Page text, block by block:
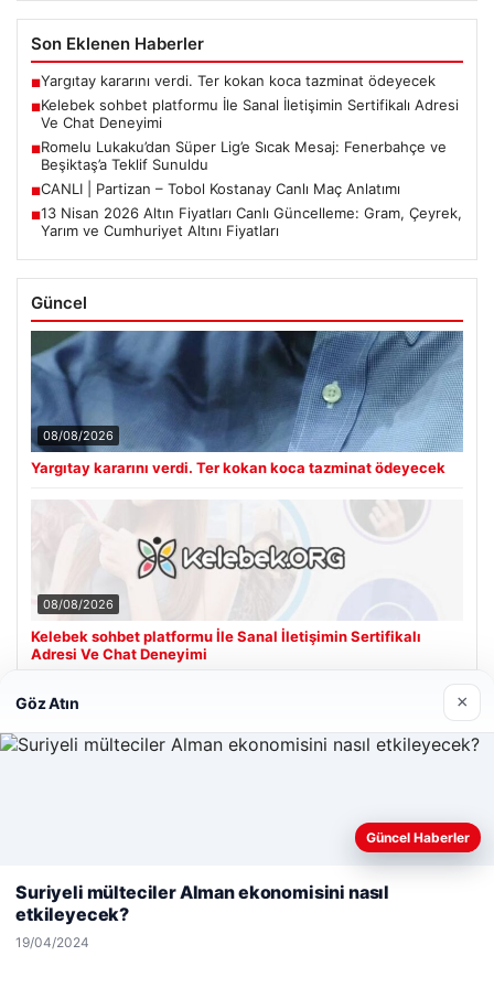
Son Eklenen Haberler
■Yargıtay kararını verdi. Ter kokan koca tazminat ödeyecek
■Kelebek sohbet platformu İle Sanal İletişimin Sertifikalı Adresi
Ve Chat Deneyimi
■Romelu Lukaku’dan Süper Lig’e Sıcak Mesaj: Fenerbahçe ve
Beşiktaş’a Teklif Sunuldu
■CANLI | Partizan – Tobol Kostanay Canlı Maç Anlatımı
■13 Nisan 2026 Altın Fiyatları Canlı Güncelleme: Gram, Çeyrek,
Yarım ve Cumhuriyet Altını Fiyatları
Güncel
08/08/2026
Yargıtay kararını verdi. Ter kokan koca tazminat ödeyecek
08/08/2026
Kelebek sohbet platformu İle Sanal İletişimin Sertifikalı
Adresi Ve Chat Deneyimi
Son Eklenen Firmalar
Web sitemizi nasıl kullandığınızı daha iyi anlayabilmek,
kullanıyoruz.Çerez Politikamız
Reddet
Göz Atın ×
Güncel Haberler
Suriyeli mülteciler Alman ekonomisini nasıl
etkileyecek?
19/04/2024